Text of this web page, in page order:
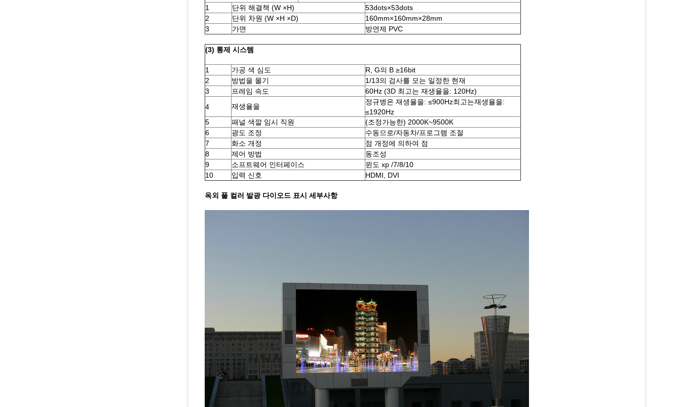
1 단위 해결책 (W ×H)
53dots×53dots
2
단위 차원 (W ×H ×D)
160mm×160mm×28mm
3
가면 방연제 PVC
(3) 통제 시스템
1 가공 색 심도
R, G의 B ≥16bit
2
방법을 몰기
1/13의 검사를 모는 일정한 현재
3
프레임 속도
60Hz (3D 최고는 재생율을: 120Hz)
4
재생율을
정규병은 재생율을: ≤900Hz최고는재생율을:
≤1920Hz
5
패널 색깔 임시 직원
(조정가능한) 2000K~9500K
6
광도 조정
수동으로/자동차/프로그램 조절
7
화소 개정
점 개정에 의하여 점
8
제어 방법
동조성
9
소프트웨어 인터페이스
윈도 xp /7/8/10
10
입력 신호 HDMI, DVI
옥외 풀 컬러 발광 다이오드 표시 세부사항